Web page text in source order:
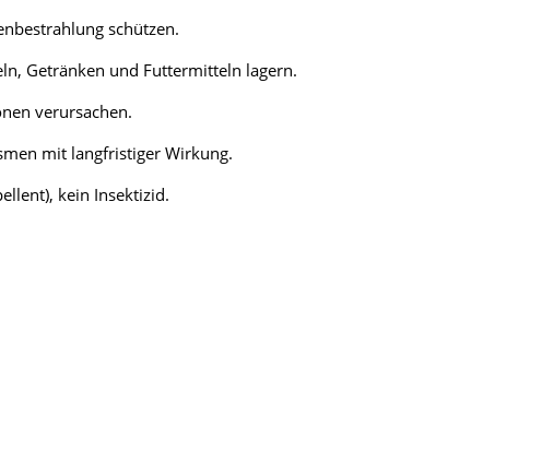
schützen.
Getränken und Futtermitteln lagern.
verursachen.
mit langfristiger Wirkung.
kein Insektizid.